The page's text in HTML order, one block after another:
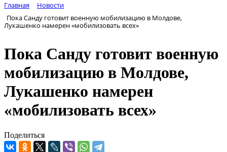
Главная
Новости
Пока Санду готовит военную мобилизацию в Молдове,
Лукашенко намерен «мобилизовать всех»
Пока Санду готовит военную
мобилизацию в Молдове,
Лукашенко намерен
«мобилизовать всех»
Поделиться